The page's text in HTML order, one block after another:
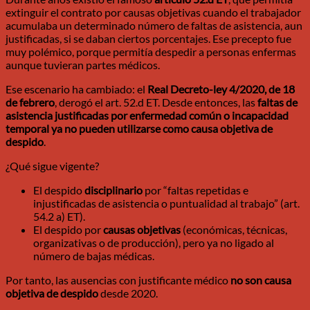
extinguir el contrato por causas objetivas cuando el trabajador
acumulaba un determinado número de faltas de asistencia, aun
justificadas, si se daban ciertos porcentajes. Ese precepto fue
muy polémico, porque permitía despedir a personas enfermas
aunque tuvieran partes médicos.
Ese escenario ha cambiado: el Real Decreto-ley 4/2020, de 18
de febrero, derogó el art. 52.d ET. Desde entonces, lasfaltas de
asistencia justificadas por enfermedad común o incapacidad
temporal ya no pueden utilizarse como causa objetiva de
despido.
¿Qué sigue vigente?
El despidodisciplinario por “faltas repetidas e
injustificadas de asistencia o puntualidad al trabajo” (art.
54.2 a) ET).
El despido porcausas objetivas (económicas, técnicas,
organizativas o de producción), pero ya no ligado al
número de bajas médicas.
Por tanto, las ausencias con justificante médico no son causa
objetiva de despidodesde 2020.